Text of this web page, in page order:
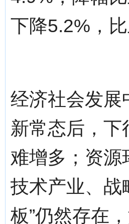
下降5.2%，
经济社会发展
新常态后，
难增多；资源
技术产业、战
板”仍然存在